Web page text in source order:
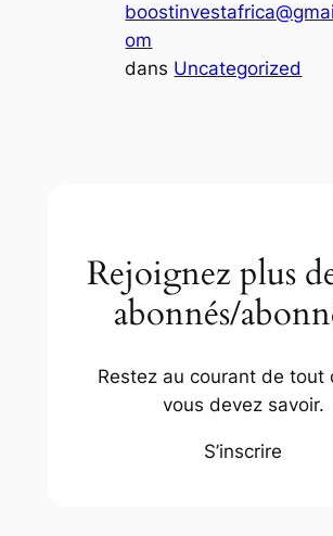
om
dans Uncategorized
Rejoignez plus
abonnés/
Restez au courant de tout
vous devez savoir.
S’inscrire